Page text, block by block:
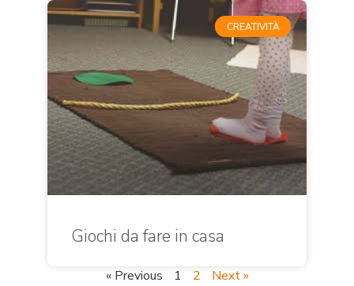
CREATIVITÀ
Giochi da fare in casa
« Previous 1 2 Next »